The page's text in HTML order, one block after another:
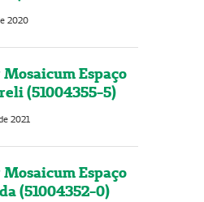
2020
Espaço
(51004355-5)
2021
Espaço
(51004352-0)